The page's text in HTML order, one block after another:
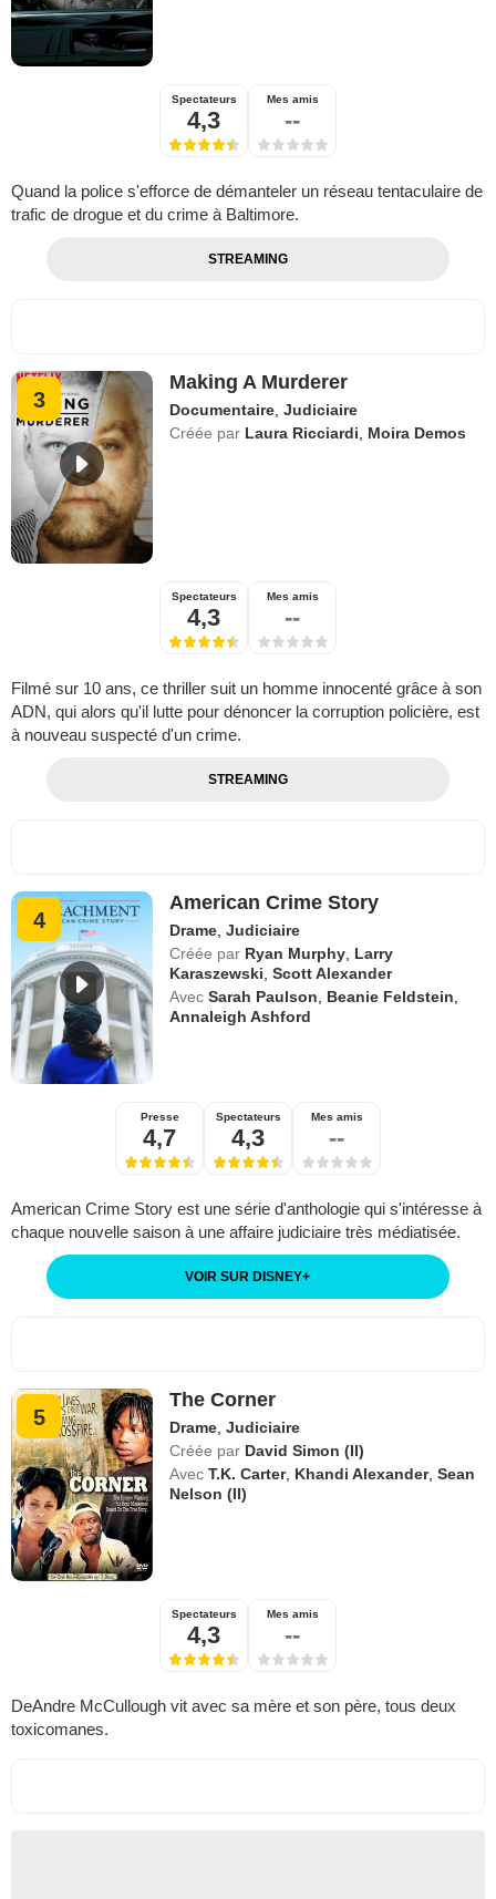
Spectateurs
4,3
Mes amis
--
Quand la police s'efforce de démanteler un réseau tentaculaire de
trafic de drogue et du crime à Baltimore.
STREAMING
3
Making A Murderer
Documentaire ,Judiciaire
Créée par Laura Ricciardi Moira Demos
Spectateurs
4,3
Mes amis
--
Filmé sur 10 ans, ce thriller suit un homme innocenté grâce à son
ADN, qui alors qu'il lutte pour dénoncer la corruption policière, est
à nouveau suspecté d'un crime.
STREAMING
4
American Crime Story
Drame ,Judiciaire
Créée par Ryan Murphy Larry
Karaszewski ,Scott Alexander
Avec Sarah Paulson Beanie Feldstein
Annaleigh Ashford
Presse
4,7
Spectateurs
4,3
Mes amis
--
American Crime Story est une série d'anthologie qui s'intéresse à
chaque nouvelle saison à une affaire judiciaire très médiatisée.
VOIR SUR DISNEY+
5
The Corner
Drame ,Judiciaire
Créée par David Simon (II)
Avec T.K. Carter, Khandi Alexander,Sean
Nelson (II)
Spectateurs
4,3
Mes amis
--
DeAndre McCullough vit avec sa mère et son père, tous deux
toxicomanes.